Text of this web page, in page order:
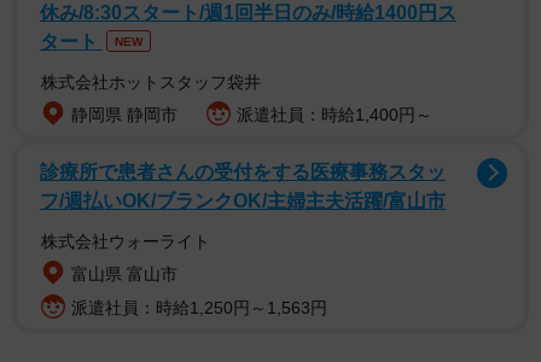
休み/8:30スタート/週1回半日のみ/時給1400円ス
タート
NEW
株式会社ホットスタッフ袋井
静岡県 静岡市
派遣社員：時給1,400円～
診療所で患者さんの受付をする医療事務スタッ
フ/週払いOK/ブランクOK/主婦主夫活躍/富山市
株式会社ウォーライト
富山県 富山市
派遣社員：時給1,250円～1,563円